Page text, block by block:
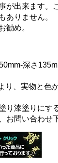
が出来ます。
ありません。
勧め。
深さ
り、実物と色
漆塗りにす
お問い合わせ